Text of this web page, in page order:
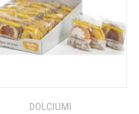
DOLCIUMI